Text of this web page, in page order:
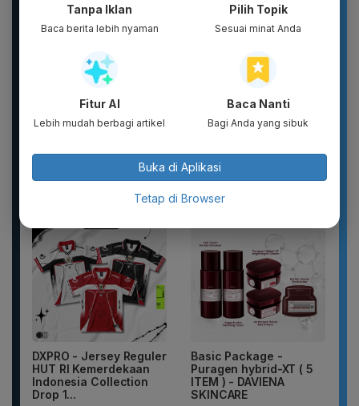
Sandal unisex trendi,
sandal pria terbaru.
Motif kartun berpendar.
New 2026 Pamelo.id
Setelan Anak 17
Agustus Dirgahayu 81
DXPRO - Jersey Reguler
HUT RI Kemerdekaan
Indonesia Collection
Drop 1...
Basic Package -
Puragen hybrid-XT ( 5
ITEM ) - DAVIENA
SKINCARE
Tanpa Iklan
Baca berita lebih nyaman
Pilih Topik
Sesuai minat Anda
Fitur AI
Lebih mudah berbagi artikel
Baca Nanti
Bagi Anda yang sibuk
Buka di Aplikasi
Tetap di Browser